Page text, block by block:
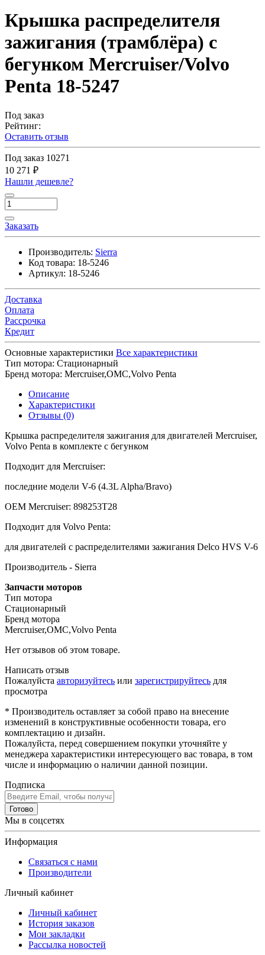
Крышка распределителя
зажигания (трамблёра) с
бегунком Mercruiser/Volvo
Penta 18-5247
Под заказ
Рейтинг:
Оставить отзыв
Под заказ 10271
10 271 ₽
Нашли дешевле?
Заказать
Производитель: Sierra
Код товара: 18-5246
Артикул: 18-5246
Доставка
Оплата
Рассрочка
Кредит
Основные характеристики Все характеристики
Тип мотора: Стационарный
Бренд мотора: Mercruiser,OMC,Volvo Penta
Описание
Характеристики
Отзывы (0)
Крышка распределителя зажигания для двигателей Mercruiser,
Volvo Penta в комплекте с бегунком
Подходит для Mercruiser:
последние модели V-6 (4.3L Alpha/Bravo)
OEM Mercruiser: 898253T28
Подходит для Volvo Penta:
для двигателей с распределителями зажигания Delco HVS V-6
Производитель - Sierra
Запчасти моторов
Тип мотора
Стационарный
Бренд мотора
Mercruiser,OMC,Volvo Penta
Нет отзывов об этом товаре.
Написать отзыв
Пожалуйста авторизуйтесь или зарегистрируйтесь для
просмотра
* Производитель оставляет за собой право на внесение
изменений в конструктивные особенности товара, его
комплектацию и дизайн.
Пожалуйста, перед совершением покупки уточняйте у
менеджера характеристики интересующего вас товара, в том
числе и информацию о наличии данной позиции.
Подписка
Готово
Мы в соцсетях
Информация
Связаться с нами
Производители
Личный кабинет
Личный кабинет
История заказов
Мои закладки
Рассылка новостей